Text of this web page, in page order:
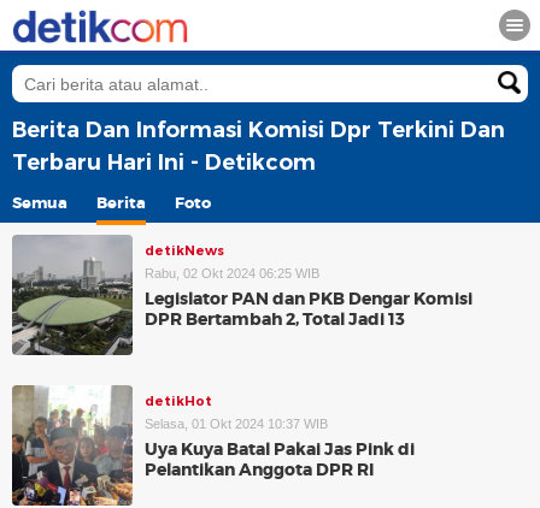
Berita Dan Informasi Komisi Dpr Terkini Dan
Terbaru Hari Ini - Detikcom
Semua Berita Foto
detikNews
Rabu, 02 Okt 2024 06:25 WIB
Legislator PAN dan PKB Dengar Komisi
DPR Bertambah 2, Total Jadi 13
detikHot
Selasa, 01 Okt 2024 10:37 WIB
Uya Kuya Batal Pakai Jas Pink di
Pelantikan Anggota DPR RI